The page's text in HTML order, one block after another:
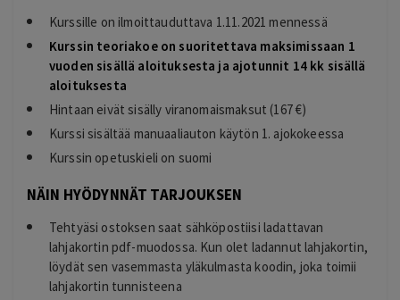
Kurssille on ilmoittauduttava 1.11.2021 mennessä
Kurssin teoriakoe on suoritettava maksimissaan 1
vuoden sisällä aloituksesta ja ajotunnit 14 kk sisällä
aloituksesta
Hintaan eivät sisälly viranomaismaksut (167 €)
Kurssi sisältää manuaaliauton käytön 1. ajokokeessa
Kurssin opetuskieli on suomi
NÄIN HYÖDYNNÄT TARJOUKSEN
Tehtyäsi ostoksen saat sähköpostiisi ladattavan
lahjakortin pdf-muodossa. Kun olet ladannut lahjakortin,
löydät sen vasemmasta yläkulmasta koodin, joka toimii
lahjakortin tunnisteena